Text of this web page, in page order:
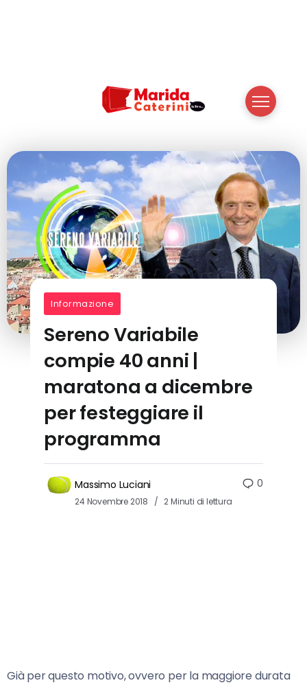
Informazione
Sereno Variabile
compie 40 anni |
maratona a dicembre
per festeggiare il
programma
Massimo Luciani
24 Novembre 2018 2 Minuti di lettura
0
Già per questo motivo, ovvero per la maggiore durata